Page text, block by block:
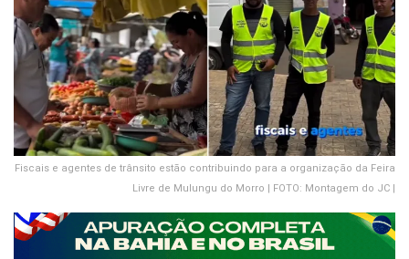
Fiscais e agentes de trânsito estão contribuindo para a organização da Feira
Livre de Mulungu do Morro | FOTO: Montagem do JC |